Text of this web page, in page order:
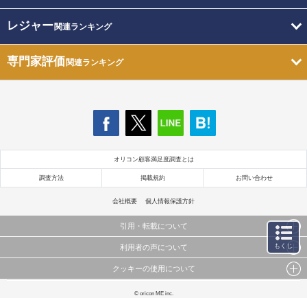
レジャー関連ランキング
専門家評価関連ランキング
オリコン顧客満足度調査とは
調査方法 掲載規約 お問い合わせ
会社概要 個人情報保護方針
引用・転載について
当サイトで公開されている情報（文字、写真、イラスト、画像データ等）及びこれらの配置・
これらの情報を権利者の許可なく無断転載・複製などの二次利用を行うことは固く禁じており
利用者の声について
当サイトに掲載している内容はすべてサービスの利用者が提出された見解・感想です。
弊社の見解・ 意見ではないことをご理解いただいた上でご覧ください。
クッキーの使用について
このサイトでは Cookie を使用して、ユーザーに合わせたコンテンツや広告の表示、ソーシャル
© oricon ME inc.
もくじ